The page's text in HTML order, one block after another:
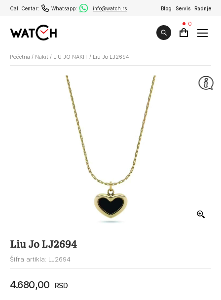
Call Centar: Whatsapp: info@watch.rs Blog Servis Radnje
0
Početna / Nakit / LIU JO NAKIT / Liu Jo LJ2694
Liu Jo LJ2694
Šifra artikla: LJ2694
4.680,00 RSD